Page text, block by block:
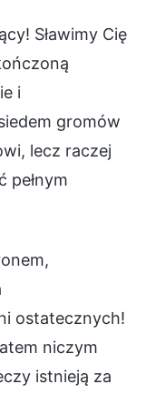
Sławimy Cię
i
gromów
lecz raczej
pełnym
ostatecznych!
niczym
istnieją za